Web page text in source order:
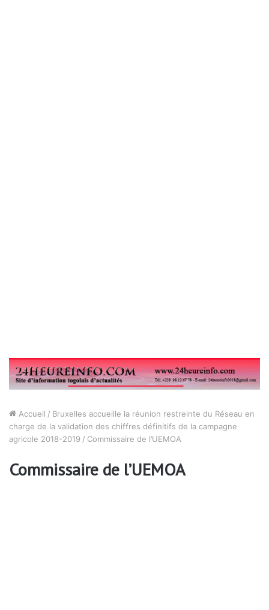
Accueil / Bruxelles accueille la réunion restreinte du Réseau en
charge de la validation des chiffres définitifs de la campagne
agricole 2018-2019 / Commissaire de l’UEMOA
Commissaire de l’UEMOA